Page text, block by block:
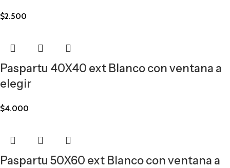
$2.500
Paspartu 40X40 ext Blanco con ventana a
elegir
$4.000
Paspartu 50X60 ext Blanco con ventana a